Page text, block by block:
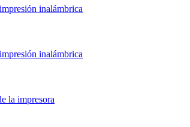
inalámbrica
inalámbrica
la impresora